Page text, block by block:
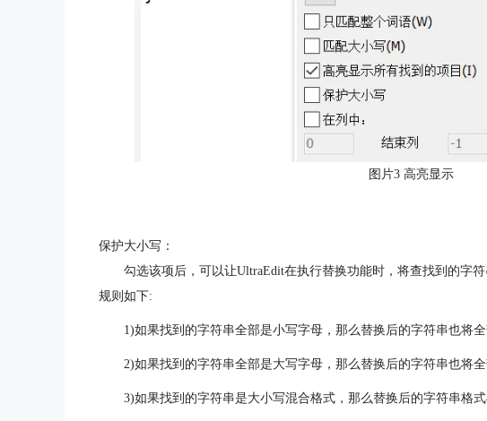
图片3 高亮显示
保护大小写：
勾选该项后，可以让UltraEdit在执行替换功能时，将查找到的字
规则如下:
1)如果找到的字符串全部是小写字母，那么替换后的字符串也将
2)如果找到的字符串全部是大写字母，那么替换后的字符串也将
3)如果找到的字符串是大小写混合格式，那么替换后的字符串格式